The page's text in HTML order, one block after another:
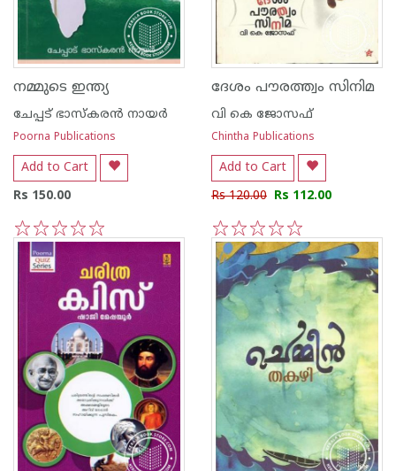
നമ്മുടെ ഇന്ത്യ
ചേപ്പട് ഭാസ്കരന്‍ നായര്‍
Poorna Publications
Add to Cart
Rs 150.00
5
4
3
2
1
ദേശം പൗരത്ത്വം സിനിമ
വി കെ ജോസഫ്
Chintha Publications
Add to Cart
Rs 120.00 Rs 112.00
5
4
3
2
1